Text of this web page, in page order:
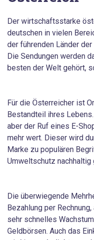
Der wirtschaftsstarke
deutschen in vielen
der führenden Länder
Die Sendungen werden
besten der Welt gehört,
Für die Österreicher ist
Bestandteil ihres
aber der Ruf eines E-
mehr wert. Dieser wird
Marke zu populären
Umweltschutz nachhaltig
Die überwiegende
Bezahlung per
sehr schnelles
Geldbörsen. Auch das